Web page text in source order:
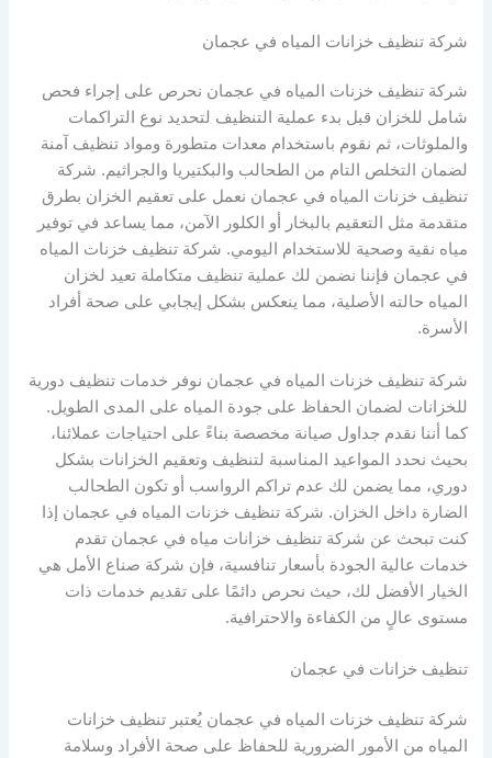
شركة تنظيف خزانات المياه في عجمان
شركة تنظيف خزنات المياه في عجمان نحرص على إجراء فحص
شامل للخزان قبل بدء عملية التنظيف لتحديد نوع التراكمات
والملوثات، ثم نقوم باستخدام معدات متطورة ومواد تنظيف آمنة
لضمان التخلص التام من الطحالب والبكتيريا والجراثيم. شركة
تنظيف خزنات المياه في عجمان نعمل على تعقيم الخزان بطرق
متقدمة مثل التعقيم بالبخار أو الكلور الآمن، مما يساعد في توفير
مياه نقية وصحية للاستخدام اليومي. شركة تنظيف خزنات المياه
في عجمان فإننا نضمن لك عملية تنظيف متكاملة تعيد لخزان
المياه حالته الأصلية، مما ينعكس بشكل إيجابي على صحة أفراد
الأسرة.
شركة تنظيف خزنات المياه في عجمان نوفر خدمات تنظيف دورية
للخزانات لضمان الحفاظ على جودة المياه على المدى الطويل.
كما أننا نقدم جداول صيانة مخصصة بناءً على احتياجات عملائنا،
بحيث نحدد المواعيد المناسبة لتنظيف وتعقيم الخزانات بشكل
دوري، مما يضمن لك عدم تراكم الرواسب أو تكون الطحالب
الضارة داخل الخزان. شركة تنظيف خزنات المياه في عجمان إذا
كنت تبحث عن شركة تنظيف خزانات مياه في عجمان تقدم
خدمات عالية الجودة بأسعار تنافسية، فإن شركة صناع الأمل هي
الخيار الأفضل لك، حيث نحرص دائمًا على تقديم خدمات ذات
مستوى عالٍ من الكفاءة والاحترافية.
تنظيف خزانات في عجمان
شركة تنظيف خزنات المياه في عجمان يُعتبر تنظيف خزانات
المياه من الأمور الضرورية للحفاظ على صحة الأفراد وسلامة